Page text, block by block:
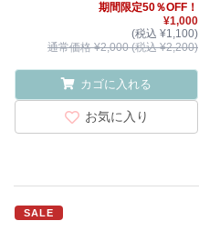
期間限定50％OFF！
¥1,000
(税込 ¥1,100)
通常価格 ¥2,000 (税込 ¥2,200)
カゴに入れる
お気に入り
SALE